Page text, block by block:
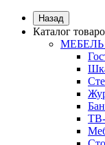
Назад
Каталог